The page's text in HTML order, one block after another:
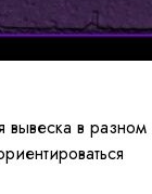
вывеска в разном